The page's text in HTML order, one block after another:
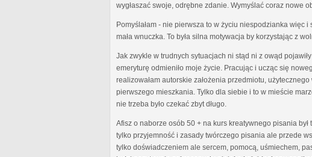
wygłaszać swoje, odrębne zdanie. Wymyślać coraz nowe
Pomyślałam - nie pierwsza to w życiu niespodzianka więc
mała wnuczka. To była silna motywacja by korzystając z
Jak zwykle w trudnych sytuacjach ni stąd ni z owąd
emeryturę odmieniło moje życie. Pracując i ucząc się
realizowałam autorskie założenia przedmiotu,
pierwszego mieszkania. Tylko dla siebie i to w mieście
nie trzeba było czekać zbyt długo.
Afisz o naborze osób 50 + na kurs kreatywnego pisania
tylko przyjemność i zasady twórczego pisania ale przede
tylko doświadczeniem ale sercem, pomocą, uśmiechem,